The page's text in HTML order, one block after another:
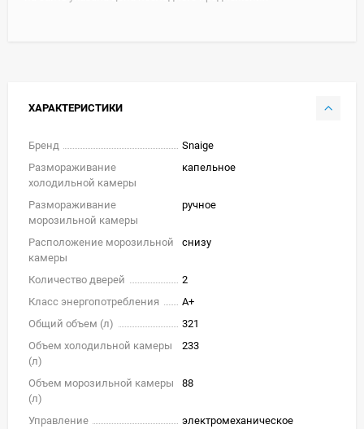
ХАРАКТЕРИСТИКИ
Бренд
Snaige
Размораживание
холодильной камеры
капельное
Размораживание
морозильной камеры
ручное
Расположение морозильной
камеры
снизу
Количество дверей
2
Класс энергопотребления
A+
Общий объем (л)
321
Объем холодильной камеры
(л)
233
Объем морозильной камеры
(л)
88
Управление
электромеханическое